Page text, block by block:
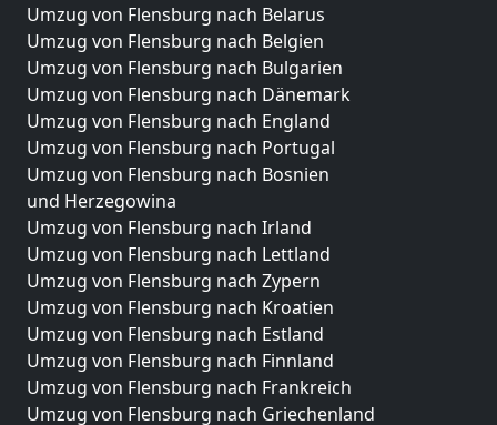
Umzug von Flensburg nach Belarus
Umzug von Flensburg nach Belgien
Umzug von Flensburg nach Bulgarien
Umzug von Flensburg nach Dänemark
Umzug von Flensburg nach England
Umzug von Flensburg nach Portugal
Umzug von Flensburg nach Bosnien
und Herzegowina
Umzug von Flensburg nach Irland
Umzug von Flensburg nach Lettland
Umzug von Flensburg nach Zypern
Umzug von Flensburg nach Kroatien
Umzug von Flensburg nach Estland
Umzug von Flensburg nach Finnland
Umzug von Flensburg nach Frankreich
Umzug von Flensburg nach Griechenland